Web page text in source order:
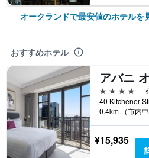
オークランドで最安値のホテルを
おすすめホテル
4つ星
0.4km （市内中
¥15,935